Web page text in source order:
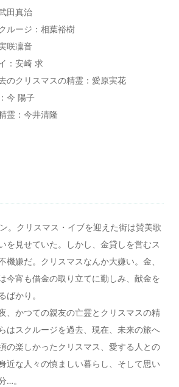
田真治
ルージ：相葉裕樹
咲凜音
：安崎 求
のクリスマスの精霊：愛原実花
今 陽子
霊：今井清隆
。クリスマス・イブを迎えた街は賛美歌
を見せていた。しかし、金貸しを営むス
機嫌だ。クリスマスなんか大嫌い。金、
今宵も借金の取り立てに勤しみ、献金を
ばかり。
、かつての親友の亡霊とクリスマスの精
はスクルージを過去、現在、未来の旅へ
の楽しかったクリスマス、愛する人との
近な人々の慎ましい暮らし、そして思い
…。